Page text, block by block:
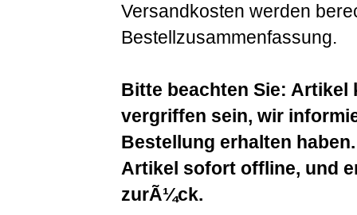
Versandkosten werden
Bestellzusammenfassung.
Bitte beachten Sie: Artikel
vergriffen sein, wir
Bestellung erhalten
Artikel sofort offline, und
zurÃ¼ck.